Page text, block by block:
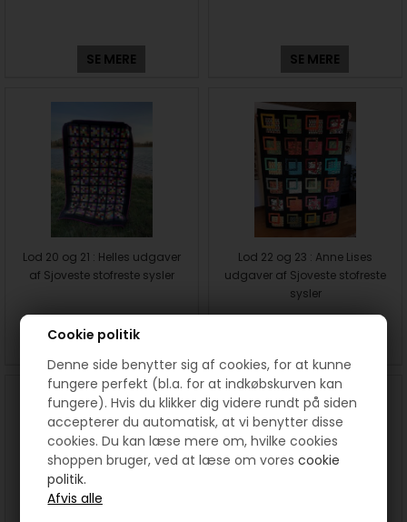
Cookie politik
Denne side benytter sig af cookies, for at kunne
fungere perfekt (bl.a. for at indkøbskurven kan
fungere). Hvis du klikker dig videre rundt på siden
accepterer du automatisk, at vi benytter disse
cookies. Du kan læse mere om, hvilke cookies
shoppen bruger, ved at læse om vorescookie
politik.
SE MERE SE MERE
Lod 20 og 21 : Helles udgaver
af Sjoveste stofreste sysler
SE MERE
Lod 22 og 23 : Anne Lises
udgaver af Sjoveste stofreste
sysler